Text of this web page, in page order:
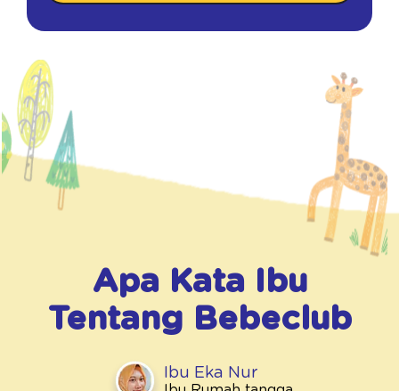
Apa Kata Ibu
Tentang Bebeclub
Ibu Eka Nur